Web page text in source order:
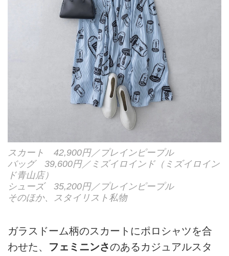
スカート 42,900円／プレインピープル
バッグ 39,600円／ミズイロインド（ミズイロイン
ド青山店）
シューズ 35,200円／プレインピープル
そのほか、スタイリスト私物
ガラスドーム柄のスカートにポロシャツを合
わせた、 フェミニンさのあるカジュアルスタ